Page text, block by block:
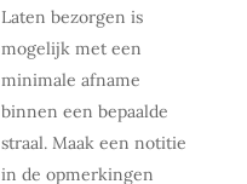
Laten bezorgen is
mogelijk met een
minimale afname
binnen een bepaalde
straal. Maak een notitie
in de opmerkingen